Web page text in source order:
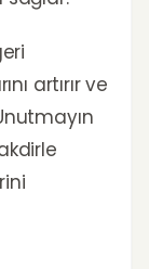
artırır ve